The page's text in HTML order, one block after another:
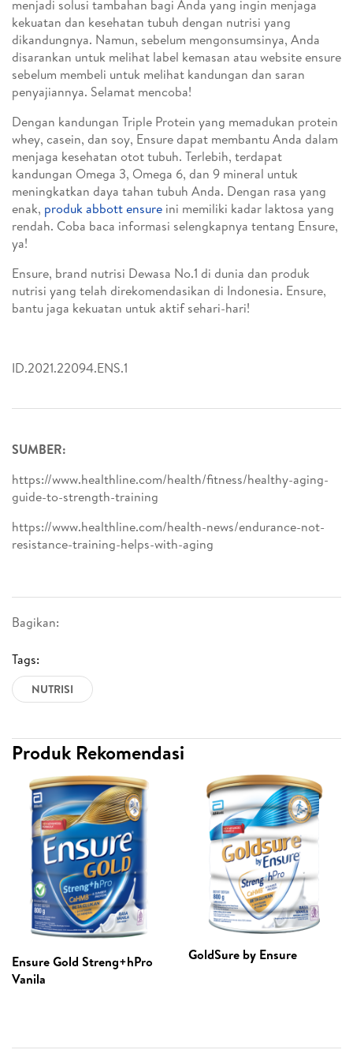
Bagikan:
Tags:
NUTRISI
menjadi solusi tambahan bagi Anda yang ingin menjaga
kekuatan dan kesehatan tubuh dengan nutrisi yang
dikandungnya. Namun, sebelum mengonsumsinya, Anda
disarankan untuk melihat label kemasan atau website ensure
sebelum membeli untuk melihat kandungan dan saran
penyajiannya. Selamat mencoba!
Dengan kandungan Triple Protein yang memadukan protein
whey, casein, dan soy, Ensure dapat membantu Anda dalam
menjaga kesehatan otot tubuh. Terlebih, terdapat
kandungan Omega 3, Omega 6, dan 9 mineral untuk
meningkatkan daya tahan tubuh Anda. Dengan rasa yang
enak, produk abbott ensure ini memiliki kadar laktosa yang
rendah. Coba baca informasi selengkapnya tentang Ensure,
ya!
Ensure, brand nutrisi Dewasa No.1 di dunia dan produk
nutrisi yang telah direkomendasikan di Indonesia. Ensure,
bantu jaga kekuatan untuk aktif sehari-hari!
ID.2021.22094.ENS.1
SUMBER:
https://www.healthline.com/health/fitness/healthy-aging-
guide-to-strength-training
https://www.healthline.com/health-news/endurance-not-
resistance-training-helps-with-aging
Produk Rekomendasi
Ensure Gold Streng+hPro
Vanila
GoldSure by Ensure